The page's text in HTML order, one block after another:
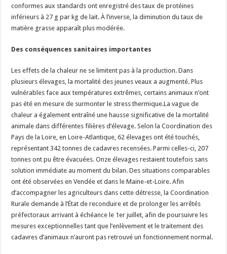
conformes aux standards ont enregistré des taux de protéines
inférieurs à 27 g par kg de lait. À l’inverse, la diminution du taux de
matière grasse apparaît plus modérée.
Des conséquences sanitaires importantes
Les effets de la chaleur ne se limitent pas à la production. Dans
plusieurs élevages, la mortalité des jeunes veaux a augmenté. Plus
vulnérables face aux températures extrêmes, certains animaux n’ont
pas été en mesure de surmonter le stress thermique.La vague de
chaleur a également entraîné une hausse significative de la mortalité
animale dans différentes filières d’élevage. Selon la Coordination des
Pays de la Loire, en Loire-Atlantique, 62 élevages ont été touchés,
représentant 342 tonnes de cadavres recensées. Parmi celles-ci, 207
tonnes ont pu être évacuées. Onze élevages restaient toutefois sans
solution immédiate au moment du bilan. Des situations comparables
ont été observées en Vendée et dans le Maine-et-Loire. Afin
d’accompagner les agriculteurs dans cette détresse, la Coordination
Rurale demande à l’État de reconduire et de prolonger les arrêtés
préfectoraux arrivant à échéance le 1er juillet, afin de poursuivre les
mesures exceptionnelles tant que l’enlèvement et le traitement des
cadavres d’animaux n’auront pas retrouvé un fonctionnement normal.